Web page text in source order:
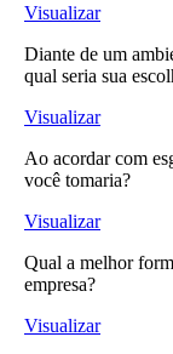
Visualizar
Diante de um
qual seria sua
Visualizar
Ao acordar com
você tomaria?
Visualizar
Qual a melhor
empresa?
Visualizar